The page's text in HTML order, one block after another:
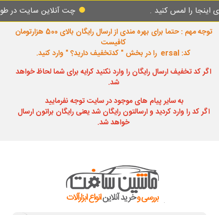
لمس کنید . چت آنلاین سایت در طول
توجه مهم : حتما برای بهره مندی از ارسال رایگان بالای 500 هزارتومان
کافیست
کد: ersal را در بخش " کدتخفیف دارید؟ " وارد کنید.
اگر کد تخفیف ارسال رایگان را وارد نکنید کرایه برای شما لحاظ خواهد
شد.
به سایر پیام های موجود در سایت توجه نفرمایید
اگر کد را وارد کردید و ارسالتون رایگان شد یعنی رایگان براتون ارسال
خواهد شد.